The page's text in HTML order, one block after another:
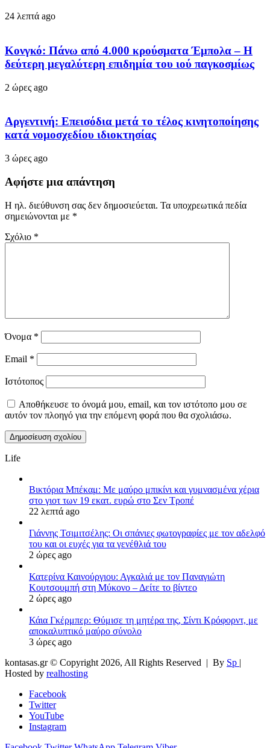
24 λεπτά ago
Κονγκό: Πάνω από 4.000 κρούσματα Έμπολα – Η
δεύτερη μεγαλύτερη επιδημία του ιού παγκοσμίως
2 ώρες ago
Αργεντινή: Επεισόδια μετά το τέλος κινητοποίησης
κατά νομοσχεδίου ιδιοκτησίας
3 ώρες ago
Αφήστε μια απάντηση
Η ηλ. διεύθυνση σας δεν δημοσιεύεται. Τα υποχρεωτικά πεδία
σημειώνονται με *
Σχόλιο *
Όνομα *
Email *
Ιστότοπος
Αποθήκευσε το όνομά μου, email, και τον ιστότοπο μου σε
αυτόν τον πλοηγό για την επόμενη φορά που θα σχολιάσω.
Life
Βικτόρια Μπέκαμ: Με μαύρο μπικίνι και γυμνασμένα χέρια
στο γιοτ των 19 εκατ. ευρώ στο Σεν Τροπέ
22 λεπτά ago
Γιάννης Τσιμιτσέλης: Οι σπάνιες φωτογραφίες με τον αδελφό
του και οι ευχές για τα γενέθλιά του
2 ώρες ago
Κατερίνα Καινούργιου: Αγκαλιά με τον Παναγιώτη
Κουτσουμπή στη Μύκονο – Δείτε το βίντεο
2 ώρες ago
Κάια Γκέρμπερ: Θύμισε τη μητέρα της, Σίντι Κρόφορντ, με
αποκαλυπτικό μαύρο σύνολο
3 ώρες ago
kontasas.gr © Copyright 2026, All Rights Reserved | By Sp |
Hosted by realhosting
Facebook
Twitter
YouTube
Instagram